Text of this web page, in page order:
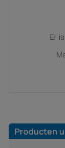
Er
Producten